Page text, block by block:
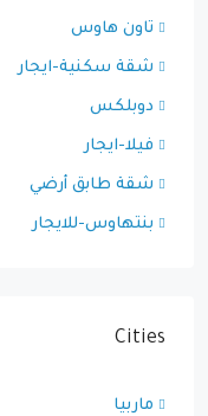
تاون هاوس
شقة سكنية-ايجار
دوبلكس
فيلا-ايجار
شقة طابق أرضي
بنتهاوس-للايجار
Cities
ماربيا